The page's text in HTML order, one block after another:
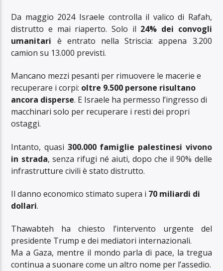
Da maggio 2024 Israele controlla il valico di Rafah,
distrutto e mai riaperto. Solo il 24% dei convogli
umanitari è entrato nella Striscia: appena 3.200
camion su 13.000 previsti.
Mancano mezzi pesanti per rimuovere le macerie e
recuperare i corpi: oltre 9.500 persone risultano
ancora disperse. E Israele ha permesso l’ingresso di
macchinari solo per recuperare i resti dei propri
ostaggi.
Intanto, quasi 300.000 famiglie palestinesi vivono
in strada, senza rifugi né aiuti, dopo che il 90% delle
infrastrutture civili è stato distrutto.
Il danno economico stimato supera i 70 miliardi di
dollari.
Thawabteh ha chiesto l’intervento urgente del
presidente Trump e dei mediatori internazionali.
Ma a Gaza, mentre il mondo parla di pace, la tregua
continua a suonare come un altro nome per l’assedio.